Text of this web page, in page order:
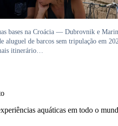
bases na Croácia — Dubrovnik e
aluguel de barcos sem tripulação em
itinerário…
aquáticas em todo o